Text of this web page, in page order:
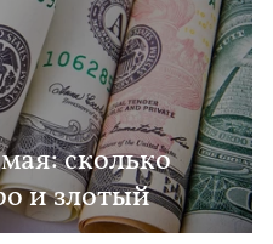
сколько
и злотый